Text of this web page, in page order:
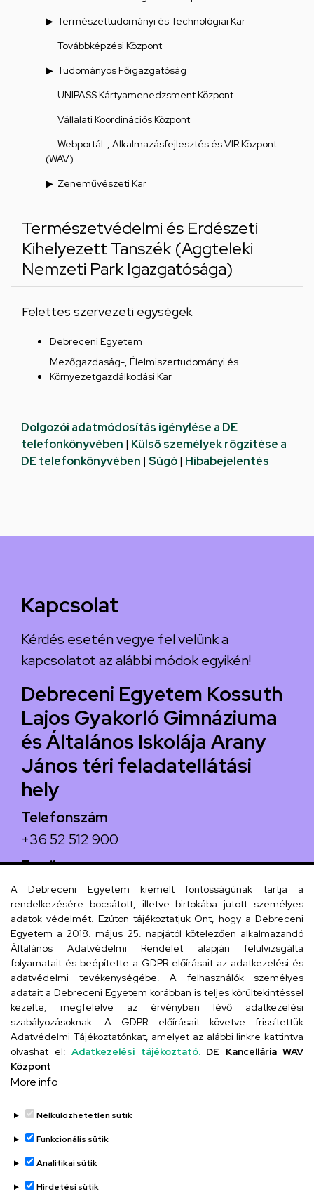
Természettudományi és Technológiai Kar
Továbbképzési Központ
Tudományos Főigazgatóság
UNIPASS Kártyamenedzsment Központ
Vállalati Koordinációs Központ
Webportál-, Alkalmazásfejlesztés és VIR Központ
(WAV)
Zeneművészeti Kar
Természetvédelmi és Erdészeti
Kihelyezett Tanszék (Aggteleki
Nemzeti Park Igazgatósága)
Felettes szervezeti egységek
Debreceni Egyetem
Mezőgazdaság-, Élelmiszertudományi és
Környezetgazdálkodási Kar
Dolgozói adatmódosítás igénylése a DE
telefonkönyvében | Külső személyek rögzítése a
DE telefonkönyvében | Súgó| Hibabejelentés
Kapcsolat
Kérdés esetén vegye fel velünk a
kapcsolatot az alábbi módok egyikén!
Debreceni Egyetem Kossuth
Lajos Gyakorló Gimnáziuma
és Általános Iskolája Arany
János téri feladatellátási
hely
Telefonszám
+36 52 512 900
Email
arany.titkarsag@arany-alt.unideb.hu
Cím
4026 Debrecen, Arany János tér 1.
Szervezeti telefonkönyv
UD telefonkönyv
Adatvédelem
A Debreceni Egyetem kiemelt fontosságúnak tartja a
rendelkezésére bocsátott, illetve birtokába jutott személyes
adatok védelmét. Ezúton tájékoztatjuk Önt, hogy a Debreceni
Egyetem a 2018. május 25. napjától kötelezően alkalmazandó
Általános Adatvédelmi Rendelet alapján felülvizsgálta
folyamatait és beépítette a GDPR előírásait az adatkezelési és
adatvédelmi tevékenységébe. A felhasználók személyes
adatait a Debreceni Egyetem korábban is teljes körültekintéssel
kezelte, megfelelve az érvényben lévő adatkezelési
szabályozásoknak. A GDPR előírásait követve frissítettük
Adatvédelmi Tájékoztatónkat, amelyet az alábbi linkre kattintva
olvashat el: Adatkezelési tájékoztató. DE Kancellária WAV
Központ
More info
Nélkülözhetetlen sütik
Funkcionális sütik
Analitikai sütik
Hirdetési sütik